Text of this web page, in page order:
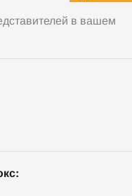
в вашем